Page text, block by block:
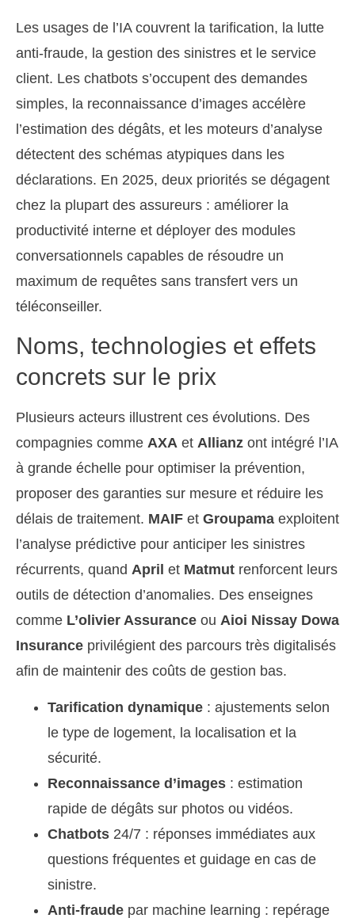
Les usages de l’IA couvrent la tarification, la lutte
anti-fraude, la gestion des sinistres et le service
client. Les chatbots s’occupent des demandes
simples, la reconnaissance d’images accélère
l’estimation des dégâts, et les moteurs d’analyse
détectent des schémas atypiques dans les
déclarations. En 2025, deux priorités se dégagent
chez la plupart des assureurs : améliorer la
productivité interne et déployer des modules
conversationnels capables de résoudre un
maximum de requêtes sans transfert vers un
téléconseiller.
Noms, technologies et effets
concrets sur le prix
Plusieurs acteurs illustrent ces évolutions. Des
compagnies comme AXA et Allianz ont intégré l’IA
à grande échelle pour optimiser la prévention,
proposer des garanties sur mesure et réduire les
délais de traitement. MAIF et Groupama exploitent
l’analyse prédictive pour anticiper les sinistres
récurrents, quand April et Matmut renforcent leurs
outils de détection d’anomalies. Des enseignes
comme L’olivier Assurance ou Aioi Nissay Dowa
Insurance privilégient des parcours très digitalisés
afin de maintenir des coûts de gestion bas.
Tarification dynamique : ajustements selon
le type de logement, la localisation et la
sécurité.
Reconnaissance d’images : estimation
rapide de dégâts sur photos ou vidéos.
Chatbots 24/7 : réponses immédiates aux
questions fréquentes et guidage en cas de
sinistre.
Anti-fraude par machine learning : repérage